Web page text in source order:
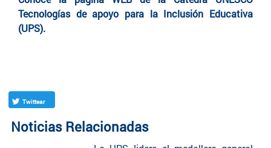
Tecnologías de apoyo para la Inclusión Educativa
(UPS).
Twittear
Noticias Relacionadas